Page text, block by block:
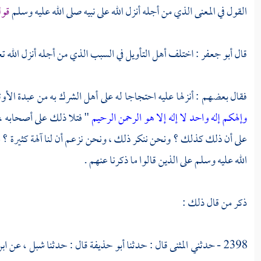
القول في المعنى الذي من أجله أنزل الله على نبيه صلى الله عليه وسلم
قالأبو جعفر: اختلف أهل التأويل في السبب الذي من أجله أنزل الله
فقال بعضهم : أنزلها عليه احتجاجا له على أهل الشرك به من عبدة
وإلهكم إله واحد لا إله إلا هو الرحمن الرحيم" فتلا ذلك على أصحابه
على أن ذلك كذلك ؟ ونحن ننكر ذلك ، ونحن نزعم أن لنا آلهة
الله عليه وسلم على الذين قالوا ما ذكرنا عنهم .
ذكر من قال ذلك :
2398 - حدثني
المثنىقال : حدثناأبو حذيفةقال : حدثناشبل، عن